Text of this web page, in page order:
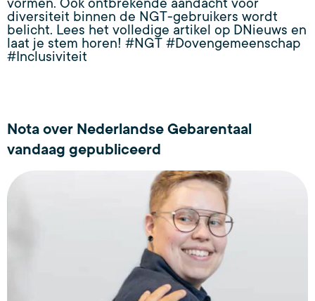
vormen. Ook ontbrekende aandacht voor
diversiteit binnen de NGT-gebruikers wordt
belicht. Lees het volledige artikel op DNieuws en
laat je stem horen! #NGT #Dovengemeenschap
#Inclusiviteit
Nota over Nederlandse Gebarentaal
vandaag gepubliceerd